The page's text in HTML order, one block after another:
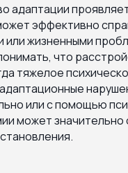
адаптации
эффективно
или жизненными
что
тяжелое
или с помощью
может значительно